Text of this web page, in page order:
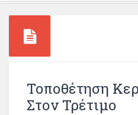
Τοποθέτηση
Στον Τρέτιμο